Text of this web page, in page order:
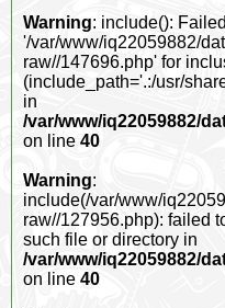
Warning: include():
'/var/www/iq22059882/
raw//147696.php' for
(include_path='.:/usr/
in
/var/www/iq22059882/
on line 40
Warning:
include(/var/www/
raw//127956.php): failed
such file or directory in
/var/www/iq22059882/
on line 40